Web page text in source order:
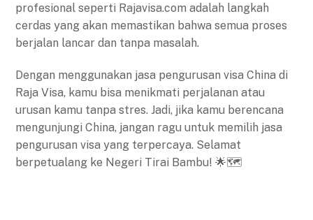
profesional seperti Rajavisa.com adalah langkah
cerdas yang akan memastikan bahwa semua proses
berjalan lancar dan tanpa masalah.
Dengan menggunakan jasa pengurusan visa China di
Raja Visa, kamu bisa menikmati perjalanan atau
urusan kamu tanpa stres. Jadi, jika kamu berencana
mengunjungi China, jangan ragu untuk memilih jasa
pengurusan visa yang terpercaya. Selamat
berpetualang ke Negeri Tirai Bambu! 🌟🗺️